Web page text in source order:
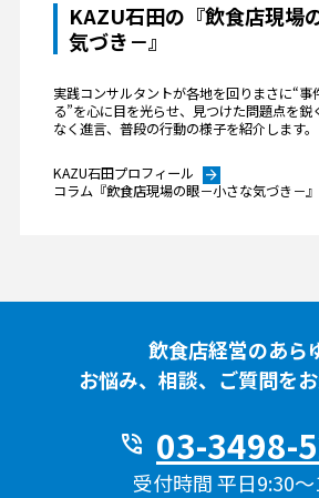
KAZU石田の『飲食店現場
気づき－』
実践コンサルタントが各地を回りまさに“事
る”を心に目を光らせ、見つけた問題点を
なく進言、普段の行動の様子を紹介します。
KAZU石田プロフィール arrow_forward
コラム『飲食店現場の眼－小さな気づき－』
飲食店経営のあら
お悩み、相談、ご質問を
phone_in_talk 03-3498-
受付時間 平日9:30